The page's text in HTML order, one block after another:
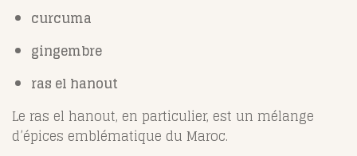
curcuma
gingembre
ras el hanout
Le ras el hanout, en particulier, est un mélange
d’épices emblématique du Maroc.